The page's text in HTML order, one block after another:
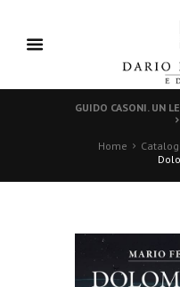
GUIDO CASONI. UN
Home